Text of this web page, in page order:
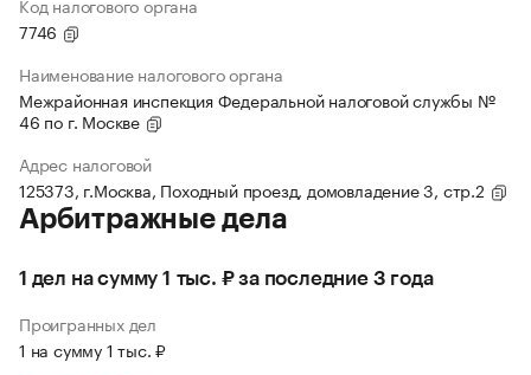
Код налогового органа
7746
Наименование налогового органа
Межрайонная инспекция Федеральной налоговой службы №
46 по г. Москве
Адрес налоговой
125373, г.Москва, Походный проезд, домовладение 3, стр.2
Арбитражные дела
1 дел на сумму 1 тыс. ₽ за последние 3 года
Проигранных дел
1 на сумму 1 тыс. ₽